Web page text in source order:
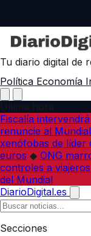
Tu diario digital de
Política Economía
Fiscalía
renuncie al
xenófobas de líder
euros ◆ ONG
controles a
del Mundial
DiarioDigital.es
Secciones